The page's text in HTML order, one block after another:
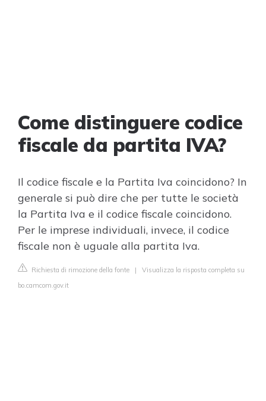
Come distinguere codice
fiscale da partita IVA?
Il codice fiscale e la Partita Iva coincidono? In
generale si può dire che per tutte le società
la Partita Iva e il codice fiscale coincidono.
Per le imprese individuali, invece, il codice
fiscale non è uguale alla partita Iva.
Richiesta di rimozione della fonte | Visualizza la risposta completa su
bo.camcom.gov.it